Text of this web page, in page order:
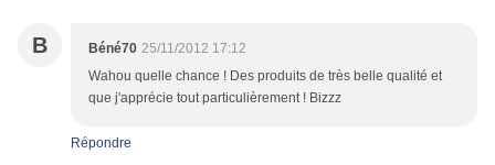
B Béné70 25/11/2012 17:12
Wahou quelle chance ! Des produits de très belle qualité et
que j'apprécie tout particulièrement ! Bizzz
Répondre